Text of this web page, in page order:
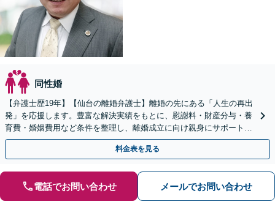
同性婚
【弁護士歴19年】【仙台の離婚弁護士】離婚の先にある「人生の再出
発」を応援します。豊富な解決実績をもとに、慰謝料・財産分与・養
育費・婚姻費用など条件を整理し、離婚成立に向け親身にサポートし
ます。【大町西公園駅1分】【夜間・休日対応可能】
料金表を見る
電話でお問い合わせ メールでお問い合わせ